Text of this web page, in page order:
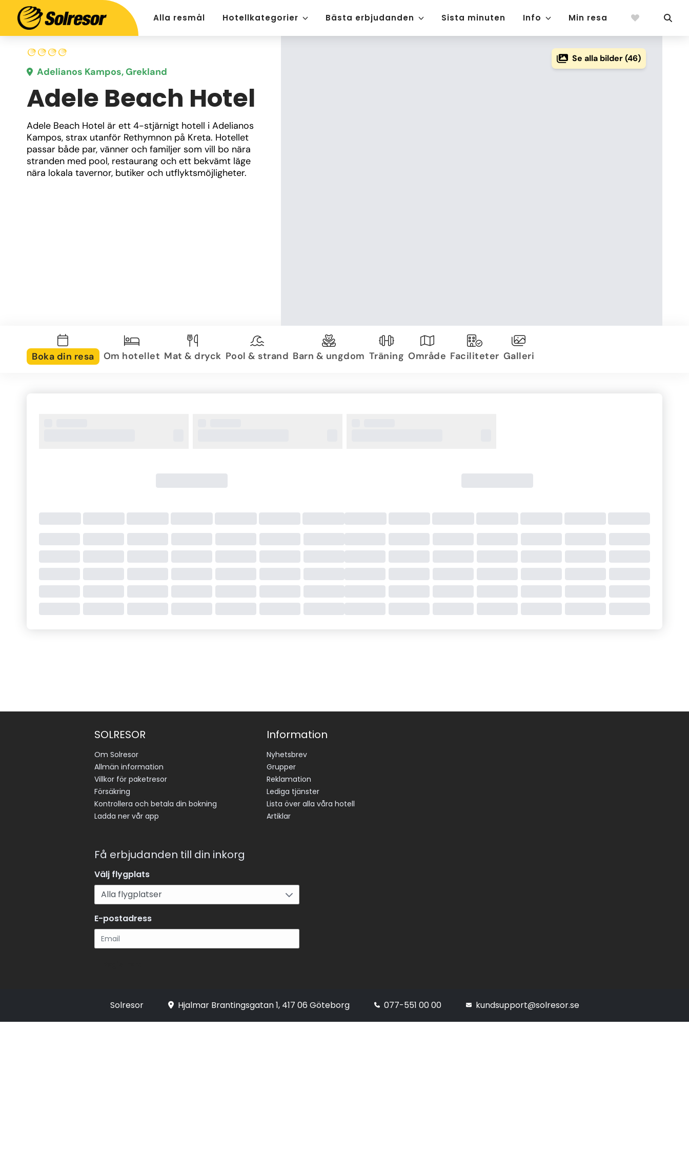
Alla resmål Hotellkategorier Bästa erbjudanden Sista minuten Info Min resa
Adelianos Kampos, Grekland
Adele Beach Hotel
Adele Beach Hotel är ett 4-stjärnigt hotell i Adelianos
Kampos, strax utanför Rethymnon på Kreta. Hotellet
passar både par, vänner och familjer som vill bo nära
stranden med pool, restaurang och ett bekvämt läge
nära lokala tavernor, butiker och utflyktsmöjligheter.
Se alla bilder (46)
Boka din resa Om hotellet Mat & dryck Pool & strand Barn & ungdom Träning Område Faciliteter Galleri
SOLRESOR
Om Solresor
Allmän information
Villkor för paketresor
Försäkring
Kontrollera och betala din bokning
Ladda ner vår app
Information
Nyhetsbrev
Grupper
Reklamation
Lediga tjänster
Lista över alla våra hotell
Artiklar
Få erbjudanden till din inkorg
Välj flygplats
E-postadress
Solresor Hjalmar Brantingsgatan 1, 417 06 Göteborg 077-551 00 00 kundsupport@solresor.se